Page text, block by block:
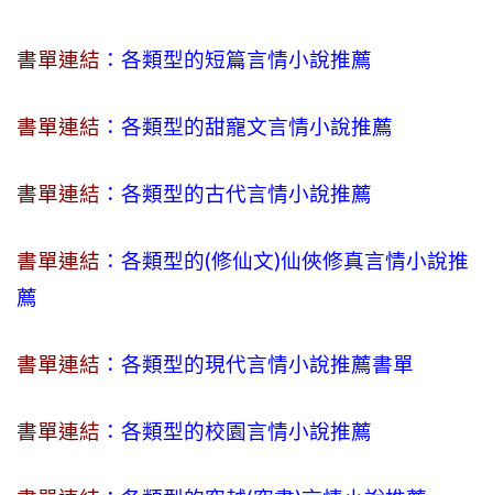
書單連結 ：各類型的短篇言情小說推薦
書單連結 ：各類型的甜寵文言情小說推薦
書單連結 ：各類型的古代言情小說推薦
書單連結 ：各類型的(修仙文)仙俠修真言情小說推
薦
書單連結 ：各類型的現代言情小說推薦書單
書單連結 ：各類型的校園言情小說推薦